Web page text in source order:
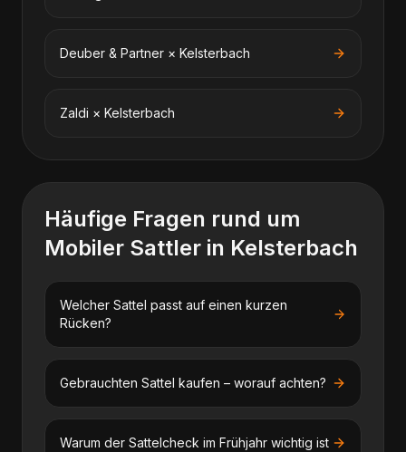
Deuber & Partner × Kelsterbach
Zaldi × Kelsterbach
Häufige Fragen rund um
Mobiler Sattler in Kelsterbach
Welcher Sattel passt auf einen kurzen
Rücken?
Gebrauchten Sattel kaufen – worauf achten?
Warum der Sattelcheck im Frühjahr wichtig ist